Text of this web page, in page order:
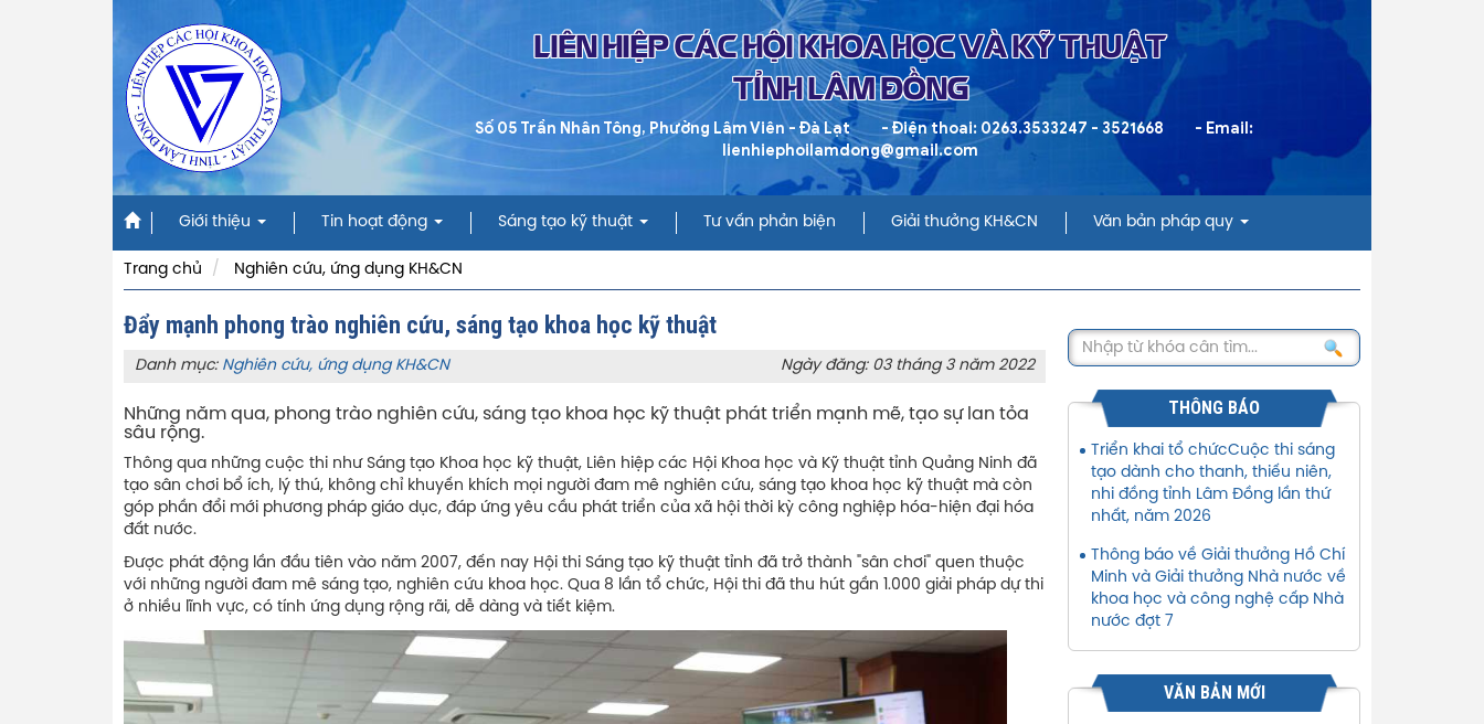
LIÊN HIỆP CÁC HỘI KHOA HỌC VÀ KỸ THUẬT
TỈNH LÂM ĐỒNG
Số 05 Trần Nhân Tông, Phường Lâm Viên - Đà Lạt - Điện thoai: 0263.3533247 - 3521668
- Email:
lienhiephoilamdong@gmail.com
Giới thiệu Tin hoạt động Sáng tạo kỹ thuật Tư vấn phản biện Giải thưởng KH&CN Văn bản pháp quy
Trang chủ Nghiên cứu, ứng dụng KH&CN
Đẩy mạnh phong trào nghiên cứu, sáng tạo khoa học kỹ thuật
Danh mục: Nghiên cứu, ứng dụng KH&CN Ngày đăng: 03 tháng 3 năm 2022
Những năm qua, phong trào nghiên cứu, sáng tạo khoa học kỹ thuật phát triển mạnh mẽ, tạo sự lan tỏa
sâu rộng.
Thông qua những cuộc thi như Sáng tạo Khoa học kỹ thuật, Liên hiệp các Hội Khoa học và Kỹ thuật tỉnh Quảng Ninh đã
tạo sân chơi bổ ích, lý thú, không chỉ khuyến khích mọi người đam mê nghiên cứu, sáng tạo khoa học kỹ thuật mà còn
góp phần đổi mới phương pháp giáo dục, đáp ứng yêu cầu phát triển của xã hội thời kỳ công nghiệp hóa-hiện đại hóa
đất nước.
Được phát động lần đầu tiên vào năm 2007, đến nay Hội thi Sáng tạo kỹ thuật tỉnh đã trở thành "sân chơi" quen thuộc
với những người đam mê sáng tạo, nghiên cứu khoa học. Qua 8 lần tổ chức, Hội thi đã thu hút gần 1.000 giải pháp dự thi
ở nhiều lĩnh vực, có tính ứng dụng rộng rãi, dễ dàng và tiết kiệm.
THÔNG BÁO
Triển khai tổ chứcCuộc thi sáng
tạo dành cho thanh, thiếu niên,
nhi đồng tỉnh Lâm Đồng lần thứ
nhất, năm 2026
Thông báo về Giải thưởng Hồ Chí
Minh và Giải thưởng Nhà nước về
khoa học và công nghệ cấp Nhà
nước đợt 7
VĂN BẢN MỚI